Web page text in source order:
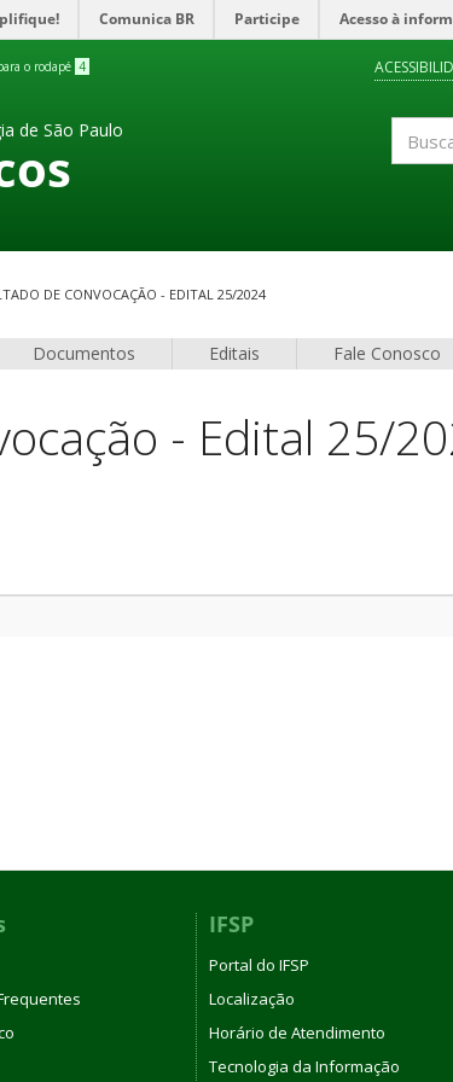
Comunica BR Participe Acesso à
o rodapé 4
de São Paulo
DE CONVOCAÇÃO - EDITAL 25/2024
Documentos Editais Fale Conosco
- Edital 25/
IFSP
Portal do IFSP
Localização
Horário de Atendimento
Tecnologia da Informação